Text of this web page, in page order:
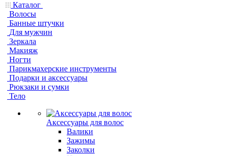
Каталог
Волосы
Банные штучки
Для мужчин
Зеркала
Макияж
Ногти
Парикмахерские инструменты
Подарки и аксессуары
Рюкзаки и сумки
Тело
Аксессуары для волос
Валики
Зажимы
Заколки